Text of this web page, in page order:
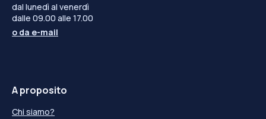
dal lunedì al venerdì
dalle 09.00 alle 17.00
o da e-mail
A proposito
Chi siamo?